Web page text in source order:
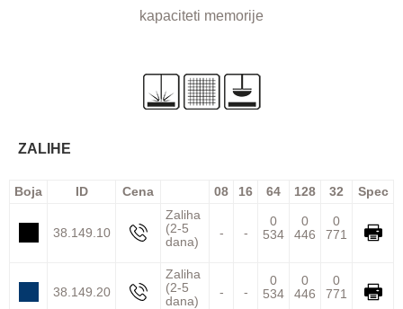
kapaciteti memorije
ZALIHE
Boja ID Cena 08 16 64 128 32 Spec
38.149.10
Zaliha
(2-5
dana)
- -
0
534
0
446
0
771
38.149.20
Zaliha
(2-5
dana)
- -
0
534
0
446
0
771